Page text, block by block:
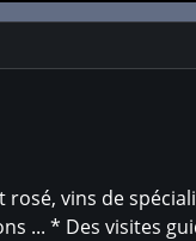
vins de
... * Des visites